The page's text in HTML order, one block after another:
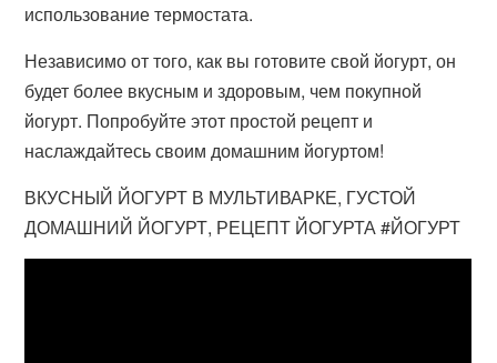
использование термостата.
Независимо от того, как вы готовите свой йогурт, он
будет более вкусным и здоровым, чем покупной
йогурт. Попробуйте этот простой рецепт и
наслаждайтесь своим домашним йогуртом!
ВКУСНЫЙ ЙОГУРТ В МУЛЬТИВАРКЕ, ГУСТОЙ
ДОМАШНИЙ ЙОГУРТ, РЕЦЕПТ ЙОГУРТА #ЙОГУРТ